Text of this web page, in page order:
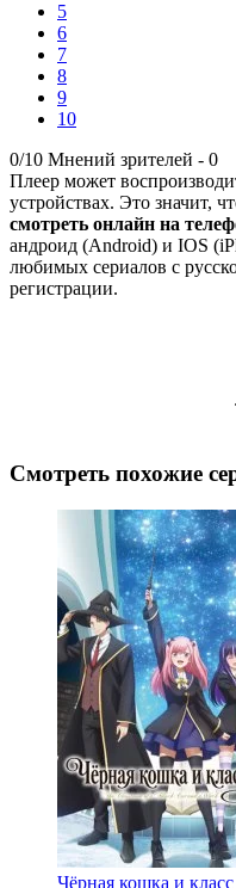
5
6
7
8
9
10
0/10 Мнений зрителей - 0
Плеер может
устройствах. Это значит,
смотреть онлайн на
андроид (Android) и IOS
любимых сериалов с
регистрации.
Смотреть похожие
Чёрная кошка и